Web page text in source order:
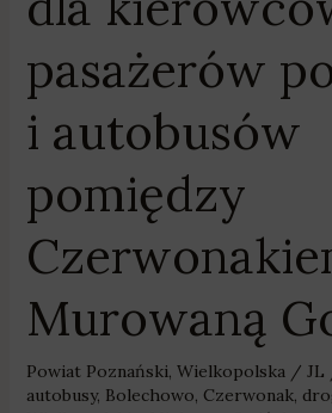
pasażerów
i autobusów
pomiędzy
Murowaną
Powiat Poznański, Wielkopolska/ JL
autobusy, Bolechowo, Czerwonak,